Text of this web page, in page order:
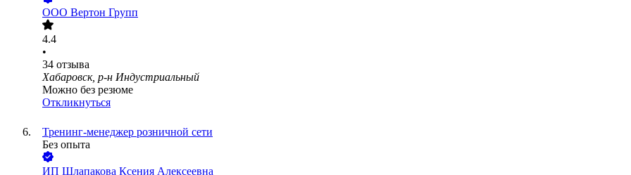
ООО Вертон Групп
4.4
•
34 отзыва
Хабаровск, р-н Индустриальный
Можно без резюме
Откликнуться
Тренинг-менеджер розничной сети
Без опыта
ИП Шлапакова Ксения Алексеевна